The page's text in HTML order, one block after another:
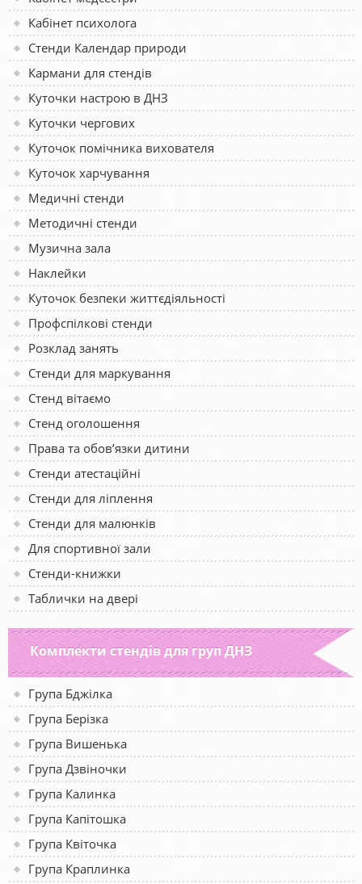
Кабінет психолога
Стенди Календар природи
Кармани для стендів
Куточки настрою в ДНЗ
Куточки чергових
Куточок помічника вихователя
Куточок харчування
Медичні стенди
Методичні стенди
Музична зала
Наклейки
Куточок безпеки життєдіяльності
Профспілкові стенди
Розклад занять
Стенди для маркування
Стенд вітаємо
Стенд оголошення
Права та обов’язки дитини
Стенди атестаційні
Стенди для ліплення
Стенди для малюнків
Для спортивної зали
Стенди-книжки
Таблички на двері
Комплекти стендів для груп ДНЗ
Група Бджілка
Група Берізка
Група Вишенька
Група Дзвіночки
Група Калинка
Група Капітошка
Група Квіточка
Група Краплинка